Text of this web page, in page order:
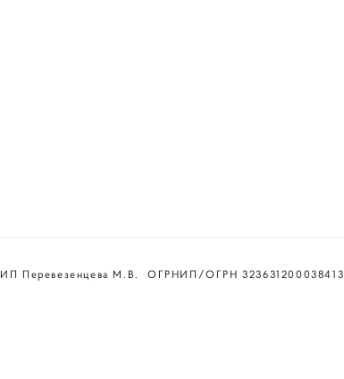
ИП Перевезенцева М.В. ОГРНИП/ОГРН 323631200038413